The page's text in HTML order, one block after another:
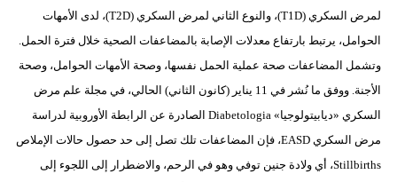
لمرض السكري (T1D)، والنوع الثاني لمرض السكري (T2D)، لدى الأمهات
الحوامل، يرتبط بارتفاع معدلات الإصابة بالمضاعفات الصحية خلال فترة الحمل.
وتشمل المضاعفات صحة عملية الحمل نفسها، وصحة الأمهات الحوامل، وصحة
الأجنة. ووفق ما نُشر في 11 يناير (كانون الثاني) الحالي، في مجلة علم مرض
السكري «ديابيتولوجيا» Diabetologia الصادرة عن الرابطة الأوروبية لدراسة
مرض السكري EASD، فإن المضاعفات تلك تصل إلى حد حصول حالات الإملاص
Stillbirths، أي ولادة جنين توفي وهو في الرحم، والاضطرار إلى اللجوء إلى